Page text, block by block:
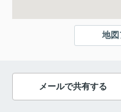
地図
メールで共有する